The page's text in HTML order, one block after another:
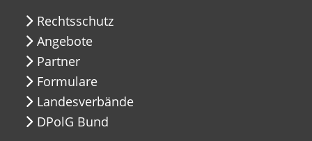
Rechtsschutz
Angebote
Partner
Formulare
Landesverbände
DPolG Bund